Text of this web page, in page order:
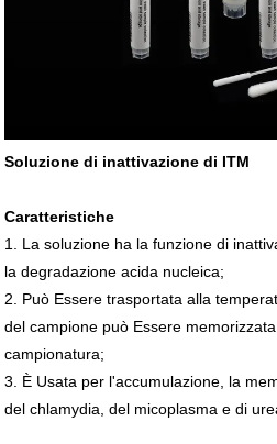
Soluzione di inattivazione di ITM
Caratteristiche
1. La soluzione ha la funzione di
la degradazione acida nucleica;
2. Può Essere trasportata alla
del campione può Essere
campionatura;
3. È Usata per l'accumulazione, la
del chlamydia, del micoplasma e di